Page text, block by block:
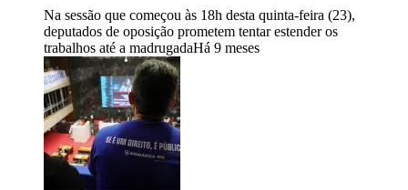
Na sessão que começou às 18h desta quinta-feira (23),
deputados de oposição prometem tentar estender os
trabalhos até a madrugadaHá 9 meses